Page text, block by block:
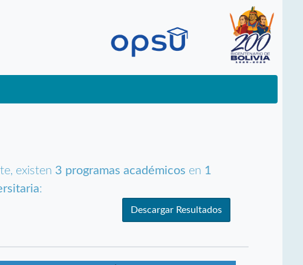
existen 3 programas académicos en 1
:
Descargar Resultados